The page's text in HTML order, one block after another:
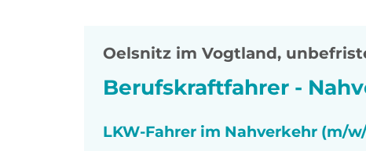
Oelsnitz im Vogtland,
Berufskraftfahrer -
LKW-Fahrer im Nahverkehr (m/